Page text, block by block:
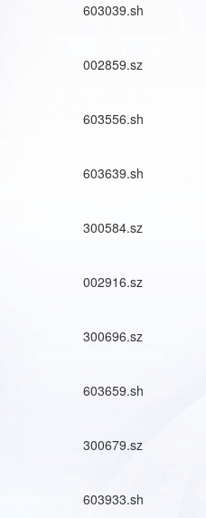
603039.sh
002859.sz
603556.sh
603639.sh
300584.sz
002916.sz
300696.sz
603659.sh
300679.sz
603933.sh